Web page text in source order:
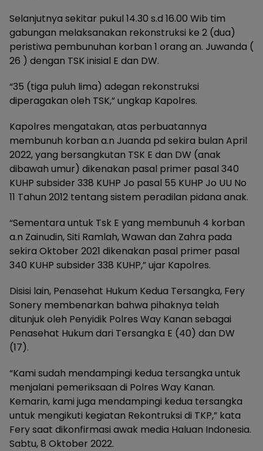
Selanjutnya sekitar pukul 14.30 s.d 16.00 Wib tim
gabungan melaksanakan rekonstruksi ke 2 (dua)
peristiwa pembunuhan korban 1 orang an. Juwanda (
26 ) dengan TSK inisial E dan DW.
“35 (tiga puluh lima) adegan rekonstruksi
diperagakan oleh TSK,” ungkap Kapolres.
Kapolres mengatakan, atas perbuatannya
membunuh korban a.n Juanda pd sekira bulan April
2022, yang bersangkutan TSK E dan DW (anak
dibawah umur) dikenakan pasal primer pasal 340
KUHP subsider 338 KUHP Jo pasal 55 KUHP Jo UU No
11 Tahun 2012 tentang sistem peradilan pidana anak.
“Sementara untuk Tsk E yang membunuh 4 korban
a.n Zainudin, Siti Ramlah, Wawan dan Zahra pada
sekira Oktober 2021 dikenakan pasal primer pasal
340 KUHP subsider 338 KUHP,” ujar Kapolres.
Disisi lain, Penasehat Hukum Kedua Tersangka, Fery
Sonery membenarkan bahwa pihaknya telah
ditunjuk oleh Penyidik Polres Way Kanan sebagai
Penasehat Hukum dari Tersangka E (40) dan DW
(17).
“Kami sudah mendampingi kedua tersangka untuk
menjalani pemeriksaan di Polres Way Kanan.
Kemarin, kami juga mendampingi kedua tersangka
untuk mengikuti kegiatan Rekontruksi di TKP,” kata
Fery saat dikonfirmasi awak media Haluan Indonesia.
Sabtu, 8 Oktober 2022.